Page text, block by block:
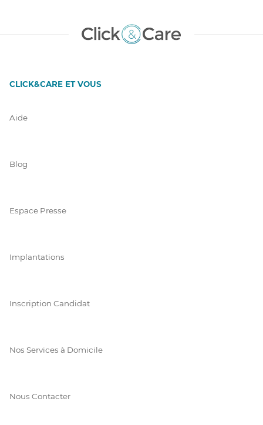
CLICK&CARE ET VOUS
Aide
Blog
Espace Presse
Implantations
Inscription Candidat
Nos Services à Domicile
Nous Contacter